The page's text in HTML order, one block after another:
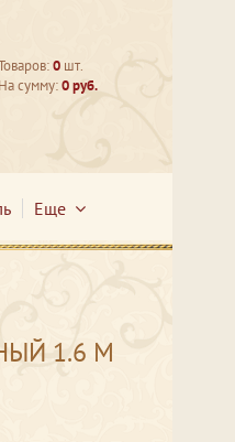
0 шт.
На сумму:0 руб.
Еще
1.6 М